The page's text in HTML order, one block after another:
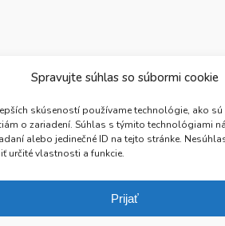
Spravujte súhlas so súbormi cookie
skúseností používame technológie, ako
o zariadení. Súhlas s týmito technológiami
alebo jedinečné ID na tejto stránke.
určité vlastnosti a funkcie.
Prijať